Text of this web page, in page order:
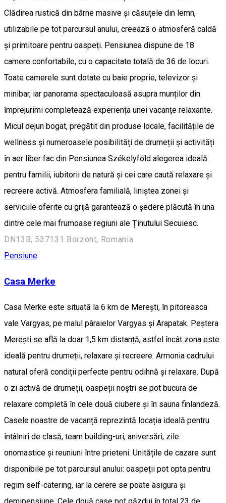
Clădirea rustică din bârne masive și căsuțele din lemn,
utilizabile pe tot parcursul anului, creează o atmosferă caldă
și primitoare pentru oaspeți. Pensiunea dispune de 18
camere confortabile, cu o capacitate totală de 36 de locuri.
Toate camerele sunt dotate cu baie proprie, televizor și
minibar, iar panorama spectaculoasă asupra munților din
împrejurimi completează experiența unei vacanțe relaxante.
Micul dejun bogat, pregătit din produse locale, facilitățile de
wellness și numeroasele posibilități de drumeții și activități
în aer liber fac din Pensiunea Székelyföld alegerea ideală
pentru familii, iubitorii de natură și cei care caută relaxare și
recreere activă. Atmosfera familială, liniștea zonei și
serviciile oferite cu grijă garantează o ședere plăcută în una
dintre cele mai frumoase regiuni ale Ținutului Secuiesc.
DN13B, 537131 Borzont, Romania
Pensiune
Casa Merke
Casa Merke este situată la 6 km de Merești, în pitoreasca
vale Vargyas, pe malul pâraielor Vargyas și Arapatak. Peștera
Merești se află la doar 1,5 km distanță, astfel încât zona este
ideală pentru drumeții, relaxare și recreere. Armonia cadrului
natural oferă condiții perfecte pentru odihnă și relaxare. După
o zi activă de drumeții, oaspeții noștri se pot bucura de
relaxare completă în cele două ciubere și în sauna finlandeză.
Casele noastre de vacanță reprezintă locația ideală pentru
întâlniri de clasă, team building-uri, aniversări, zile
onomastice și reuniuni între prieteni. Unitățile de cazare sunt
disponibile pe tot parcursul anului: oaspeții pot opta pentru
regim self-catering, iar la cerere se poate asigura și
demipensiune. Cele două case pot găzdui în total 23 de